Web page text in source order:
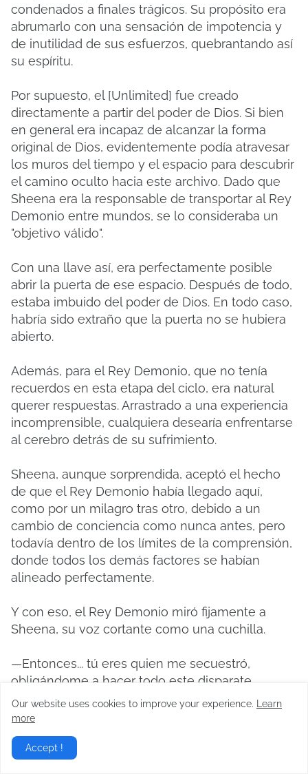
condenados a finales trágicos. Su propósito era
abrumarlo con una sensación de impotencia y
de inutilidad de sus esfuerzos, quebrantando así
su espíritu.
Por supuesto, el [Unlimited] fue creado
directamente a partir del poder de Dios. Si bien
en general era incapaz de alcanzar la forma
original de Dios, evidentemente podía atravesar
los muros del tiempo y el espacio para descubrir
el camino oculto hacia este archivo. Dado que
Sheena era la responsable de transportar al Rey
Demonio entre mundos, se lo consideraba un
"objetivo válido".
Con una llave así, era perfectamente posible
abrir la puerta de ese espacio. Después de todo,
estaba imbuido del poder de Dios. En todo caso,
habría sido extraño que la puerta no se hubiera
abierto.
Además, para el Rey Demonio, que no tenía
recuerdos en esta etapa del ciclo, era natural
querer respuestas. Arrastrado a una experiencia
incomprensible, cualquiera desearía enfrentarse
al cerebro detrás de su sufrimiento.
Sheena, aunque sorprendida, aceptó el hecho
de que el Rey Demonio había llegado aquí,
como por un milagro tras otro, debido a un
cambio de conciencia como nunca antes, pero
todavía dentro de los límites de la comprensión,
donde todos los demás factores se habían
alineado perfectamente.
Y con eso, el Rey Demonio miró fijamente a
Sheena, su voz cortante como una cuchilla.
—Entonces... tú eres quien me secuestró,
obligándome a hacer todo este disparate
incomprensible. Respóndeme: ¿por qué hiciste
esto?
—Eso… no lo puedo decir. Me está prohibido
Our website uses cookies to improve your experience.
Learn
more
Accept !